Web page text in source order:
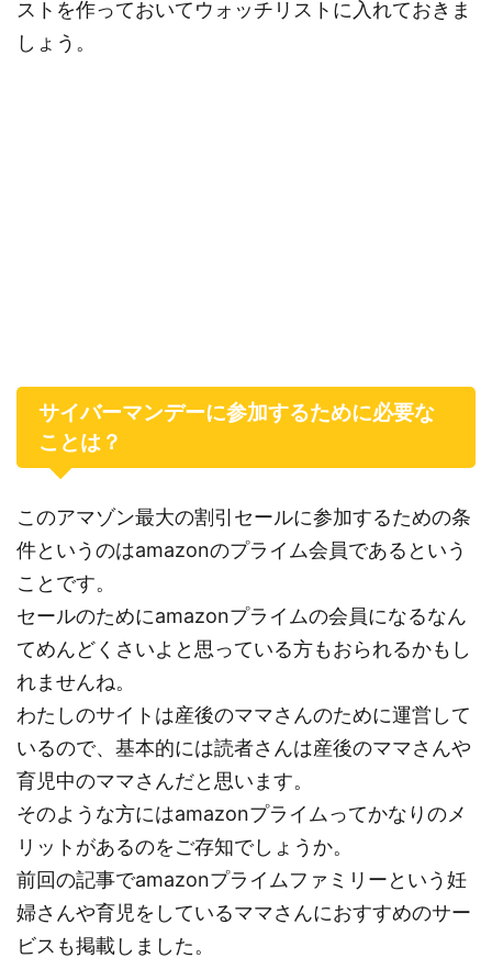
ストを作っておいてウォッチリストに入れておきま
しょう。
サイバーマンデーに参加するために必要な
ことは？
このアマゾン最大の割引セールに参加するための条
件というのはamazonのプライム会員であるという
ことです。
セールのためにamazonプライムの会員になるなん
てめんどくさいよと思っている方もおられるかもし
れませんね。
わたしのサイトは産後のママさんのために運営して
いるので、基本的には読者さんは産後のママさんや
育児中のママさんだと思います。
そのような方にはamazonプライムってかなりのメ
リットがあるのをご存知でしょうか。
前回の記事でamazonプライムファミリーという妊
婦さんや育児をしているママさんにおすすめのサー
ビスも掲載しました。